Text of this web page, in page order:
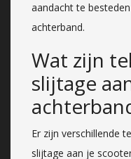
aandacht te
achterband.
Wat zijn
slijtage
Er zijn verschillende
slijtage aan je